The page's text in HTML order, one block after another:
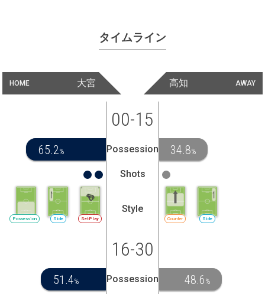
タイムライン
HOME 大宮 AWAY
高知
00-15
65.2% Possession 34.8%
Shots
SetPlay
Side
Possession
Style
Counter Side
16-30
51.4% Possession 48.6 %